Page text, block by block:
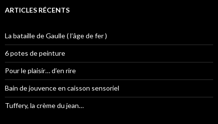
ARTICLES RÉCENTS
La bataille de Gaulle ( l’âge de fer )
6 potes de peinture
Pour le plaisir… d’en rire
Bain de jouvence en caisson sensoriel
Tuffery, la crème du jean…